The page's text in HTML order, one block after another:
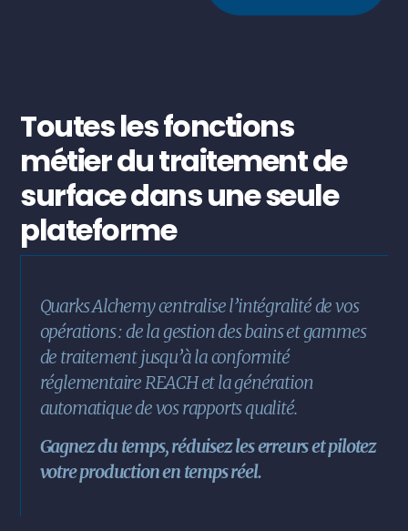
Toutes les fonctions
métier du traitement de
surface dans une seule
plateforme
Quarks Alchemy centralise l’intégralité de vos
opérations : de la gestion des bains et gammes
de traitement jusqu’à la conformité
réglementaire REACH et la génération
automatique de vos rapports qualité.
Gagnez du temps, réduisez les erreurs et pilotez
votre production en temps réel.